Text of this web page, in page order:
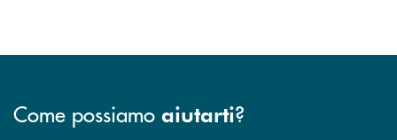
Come possiamo aiutarti?